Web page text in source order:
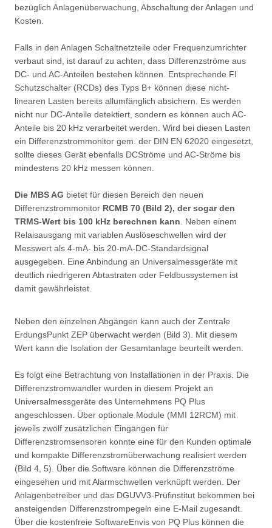
bezüglich Anlagenüberwachung, Abschaltung der Anlagen und
Kosten.
Falls in den Anlagen Schaltnetzteile oder Frequenzumrichter
verbaut sind, ist darauf zu achten, dass Differenzströme aus
DC- und AC-Anteilen bestehen können. Entsprechende FI
Schutzschalter (RCDs) des Typs B+ können diese nicht-
linearen Lasten bereits allumfänglich absichern. Es werden
nicht nur DC-Anteile detektiert, sondern es können auch AC-
Anteile bis 20 kHz verarbeitet werden. Wird bei diesen Lasten
ein Differenzstrommonitor gem. der DIN EN 62020 eingesetzt,
sollte dieses Gerät ebenfalls DCStröme und AC-Ströme bis
mindestens 20 kHz messen können.
Die MBS AG bietet für diesen Bereich den neuen
Differenzstrommonitor RCMB 70 (Bild 2), der sogar den
TRMS-Wert bis 100 kHz berechnen kann . Neben einem
Relaisausgang mit variablen Auslöseschwellen wird der
Messwert als 4-mA- bis 20-mA-DC-Standardsignal
ausgegeben. Eine Anbindung an Universalmessgeräte mit
deutlich niedrigeren Abtastraten oder Feldbussystemen ist
damit gewährleistet.
Neben den einzelnen Abgängen kann auch der Zentrale
ErdungsPunkt ZEP überwacht werden (Bild 3). Mit diesem
Wert kann die Isolation der Gesamtanlage beurteilt werden.
Es folgt eine Betrachtung von Installationen in der Praxis. Die
Differenzstromwandler wurden in diesem Projekt an
Universalmessgeräte des Unternehmens PQ Plus
angeschlossen. Über optionale Module (MMI 12RCM) mit
jeweils zwölf zusätzlichen Eingängen für
Differenzstromsensoren konnte eine für den Kunden optimale
und kompakte Differenzstromüberwachung realisiert werden
(Bild 4, 5). Über die Software können die Differenzströme
eingesehen und mit Alarmschwellen verknüpft werden. Der
Anlagenbetreiber und das DGUVV3-Prüfinstitut bekommen bei
ansteigenden Differenzstrompegeln eine E-Mail zugesandt.
Über die kostenfreie SoftwareEnvis von PQ Plus können die